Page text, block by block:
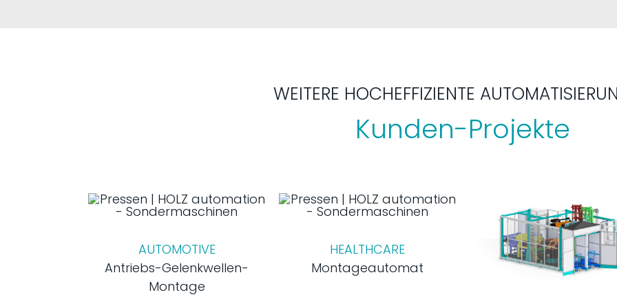
WEITERE HOCHEFFIZIENTE
Kunden-Projekte
AUTOMOTIVE
Antriebs-Gelenkwellen-
Montage
HEALTHCARE
Montageautomat